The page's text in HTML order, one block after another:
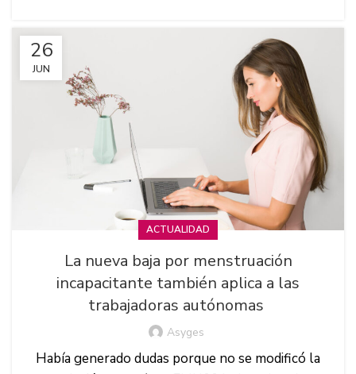
26
JUN
ACTUALIDAD
La nueva baja por menstruación
incapacitante también aplica a las
trabajadoras autónomas
Asyges
Había generado dudas porque no se modificó la